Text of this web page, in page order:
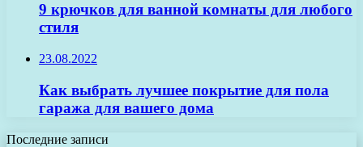
9 крючков для ванной комнаты для любого
стиля
23.08.2022
Как выбрать лучшее покрытие для пола
гаража для вашего дома
Последние записи